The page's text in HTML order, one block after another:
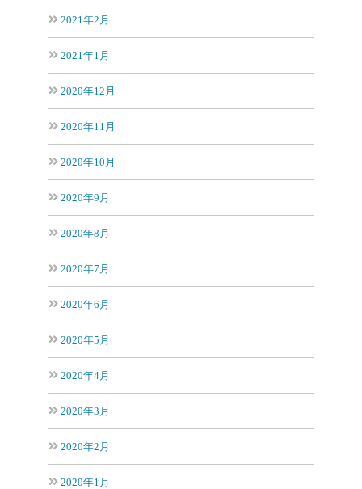
2021年2月
2021年1月
2020年12月
2020年11月
2020年10月
2020年9月
2020年8月
2020年7月
2020年6月
2020年5月
2020年4月
2020年3月
2020年2月
2020年1月